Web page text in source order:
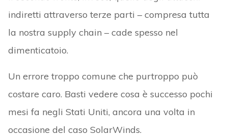
indiretti attraverso terze parti – compresa tutta
la nostra supply chain – cade spesso nel
dimenticatoio.
Un errore troppo comune che purtroppo può
costare caro. Basti vedere cosa è successo pochi
mesi fa negli Stati Uniti, ancora una volta in
occasione del caso SolarWinds.